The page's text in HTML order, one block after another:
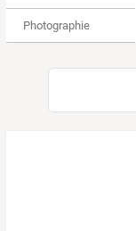
Photographie